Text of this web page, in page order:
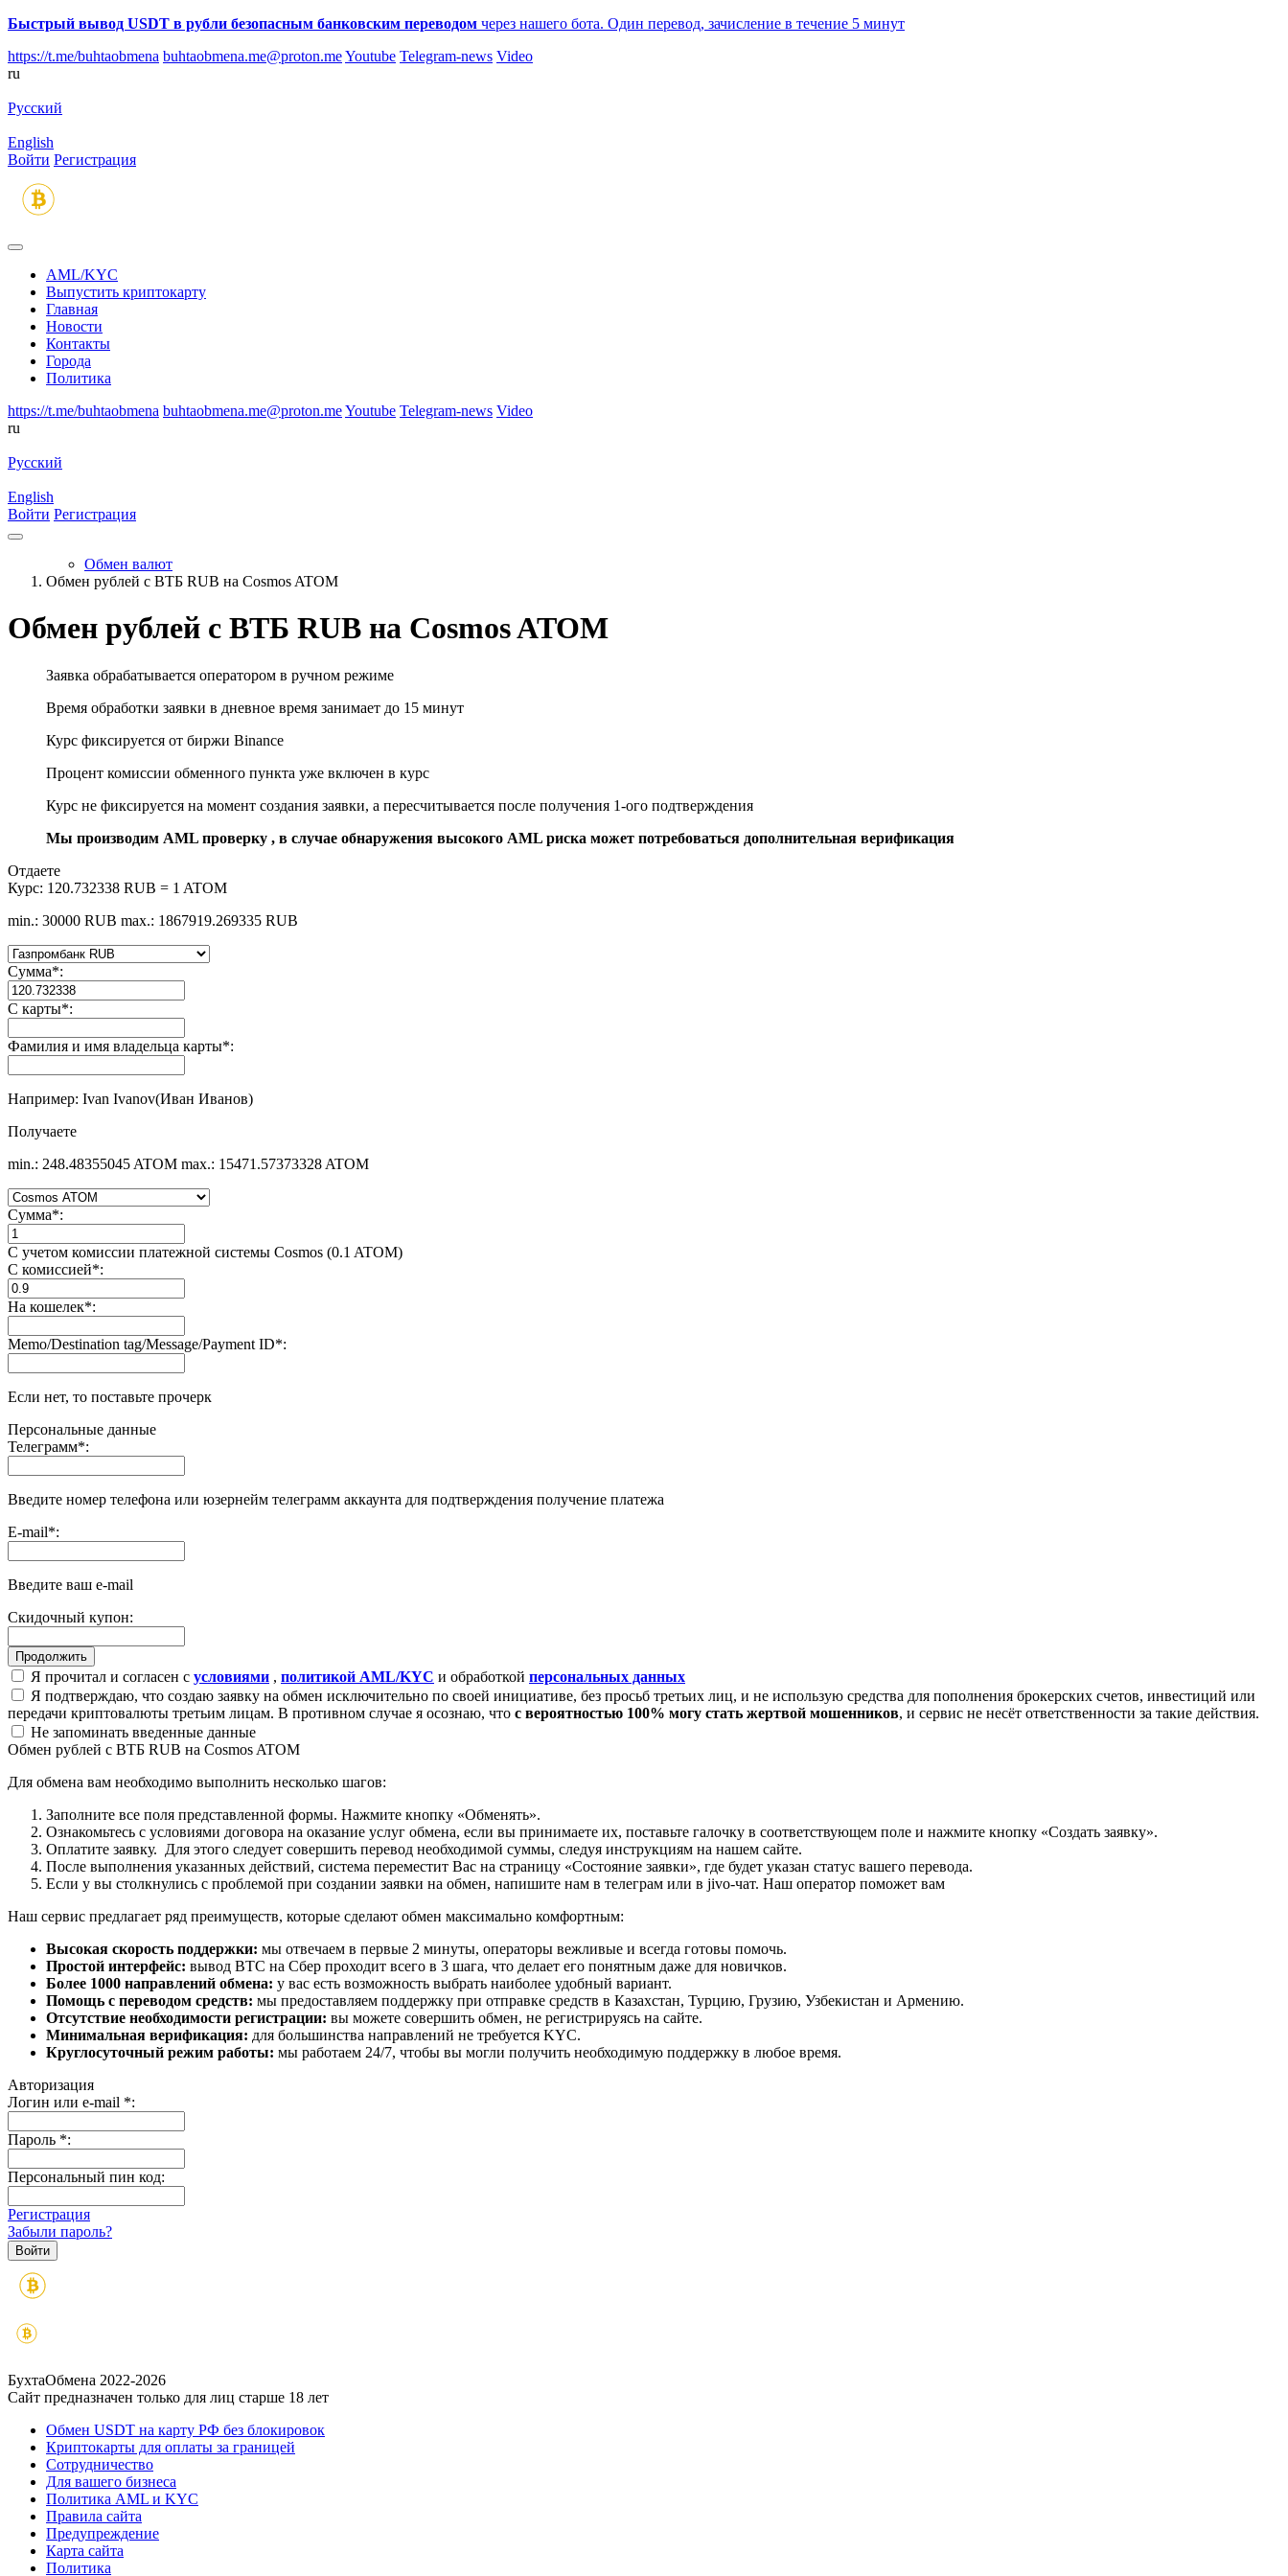
Быстрый вывод USDT в рубли безопасным банковским переводом через нашего бота. Один перевод, зачисление в течение 5 минут
https://t.me/buhtaobmena buhtaobmena.me@proton.meYoutube Telegram-news Video
ru
Русский
English
Войти Регистрация
AML/KYC
Выпустить криптокарту
Главная
Новости
Контакты
Города
Политика
https://t.me/buhtaobmena buhtaobmena.me@proton.meYoutube Telegram-news Video
ru
Русский
English
Войти Регистрация
Обмен валют
Обмен рублей с ВТБ RUB на Cosmos ATOM
Обмен рублей с ВТБ RUB на Cosmos ATOM
Заявка обрабатывается оператором в ручном режиме
Время обработки заявки в дневное время занимает до 15 минут
Курс фиксируется от биржи Binance
Процент комиссии обменного пункта уже включен в курс
Курс не фиксируется на момент создания заявки, а пересчитывается после получения 1-ого подтверждения
Мы производим AML проверку , в случае обнаружения высокого AML риска может потребоваться дополнительная верификация
Отдаете
Курс: 120.732338 RUB = 1 ATOM
min.: 30000 RUB max.: 1867919.269335 RUB
Сумма*:
С карты*:
Фамилия и имя владельца карты*:
Например: Ivan Ivanov(Иван Иванов)
Получаете
min.: 248.48355045 ATOM max.: 15471.57373328 ATOM
Сумма*:
С учетом комиссии платежной системы Cosmos (0.1 ATOM)
С комиссией*:
На кошелек*:
Memo/Destination tag/Message/Payment ID*:
Если нет, то поставьте прочерк
Персональные данные
Телеграмм*:
Введите номер телефона или юзернейм телеграмм аккаунта для подтверждения получение платежа
E-mail*:
Введите ваш e-mail
Скидочный купон:
Я прочитал и согласен с условиями , политикой AML/KYC и обработкой персональных данных
Я подтверждаю, что создаю заявку на обмен исключительно по своей инициативе, без просьб третьих лиц, и не использую средства для пополнения брокерских счетов, инвестиций или
передачи криптовалюты третьим лицам. В противном случае я осознаю, что с вероятностью 100% могу стать жертвой мошенников, и сервис не несёт ответственности за такие действия.
Не запоминать введенные данные
Обмен рублей с ВТБ RUB на Cosmos ATOM
Для обмена вам необходимо выполнить несколько шагов:
Заполните все поля представленной формы. Нажмите кнопку «Обменять».
Ознакомьтесь с условиями договора на оказание услуг обмена, если вы принимаете их, поставьте галочку в соответствующем поле и нажмите кнопку «Создать заявку».
Оплатите заявку. Для этого следует совершить перевод необходимой суммы, следуя инструкциям на нашем сайте.
После выполнения указанных действий, система переместит Вас на страницу «Состояние заявки», где будет указан статус вашего перевода.
Если у вы столкнулись с проблемой при создании заявки на обмен, напишите нам в телеграм или в jivo-чат. Наш оператор поможет вам
Наш сервис предлагает ряд преимуществ, которые сделают обмен максимально комфортным:
Высокая скорость поддержки: мы отвечаем в первые 2 минуты, операторы вежливые и всегда готовы помочь.
Простой интерфейс: вывод BTC на Сбер проходит всего в 3 шага, что делает его понятным даже для новичков.
Более 1000 направлений обмена: у вас есть возможность выбрать наиболее удобный вариант.
Помощь с переводом средств: мы предоставляем поддержку при отправке средств в Казахстан, Турцию, Грузию, Узбекистан и Армению.
Отсутствие необходимости регистрации: вы можете совершить обмен, не регистрируясь на сайте.
Минимальная верификация: для большинства направлений не требуется KYC.
Круглосуточный режим работы: мы работаем 24/7, чтобы вы могли получить необходимую поддержку в любое время.
Авторизация
Логин или e-mail *:
Пароль *:
Персональный пин код:
Регистрация
Забыли пароль?
БухтаОбмена 2022-2026
Сайт предназначен только для лиц старше 18 лет
Обмен USDT на карту РФ без блокировок
Криптокарты для оплаты за границей
Сотрудничество
Для вашего бизнеса
Политика AML и KYC
Правила сайта
Предупреждение
Карта сайта
Политика